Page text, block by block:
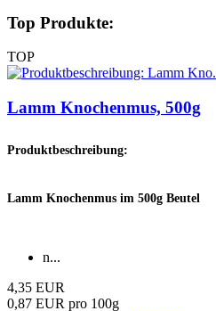
Top Produkte:
TOP
Lamm Knochenmus, 500g
Produktbeschreibung:
Lamm Knochenmus im 500g Beutel
n...
4,35 EUR
0,87 EUR pro 100g